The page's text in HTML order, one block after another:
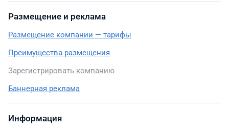
Размещение и реклама
Размещение компании — тарифы
Преимущества размещения
Зарегистрировать компанию
Баннерная реклама
Информация